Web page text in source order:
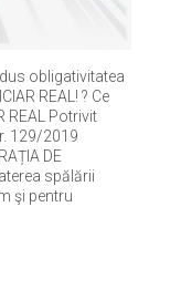
obligativitatea
REAL! ? Ce
REAL Potrivit
129/2019
DE
spălării
şi pentru